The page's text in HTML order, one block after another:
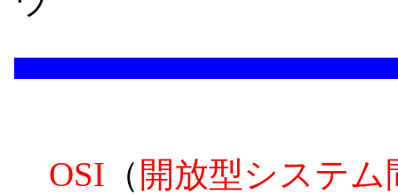
OSI （ 開放型システム